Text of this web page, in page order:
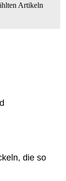
Artikeln
die so